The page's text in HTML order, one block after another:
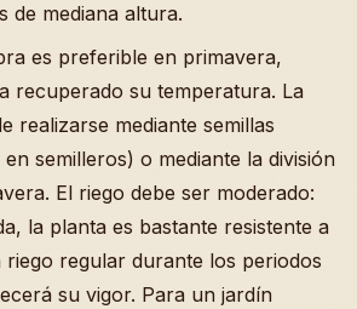
de mediana altura.
es preferible en primavera,
recuperado su temperatura. La
realizarse mediante semillas
semilleros) o mediante la división
El riego debe ser moderado:
la planta es bastante resistente a
regular durante los periodos
su vigor. Para un jardín